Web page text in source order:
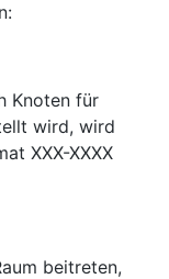
Knoten für
wird, wird
XXX-XXXX
beitreten,